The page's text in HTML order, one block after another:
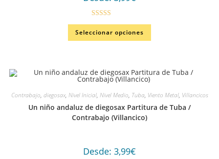
Valorado en
5.00de 5
Seleccionar opciones
Contrabajo, diegosax, Nivel Inicial, Nivel Medio, Tuba, Viento Metal, Villancicos
Un niño andaluz de diegosax Partitura de Tuba /
Contrabajo (Villancico)
Desde: 3,99€